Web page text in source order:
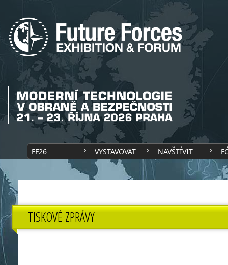
FF26 VYSTAVOVAT NAVŠTÍVIT
TISKOVÉ ZPRÁVY